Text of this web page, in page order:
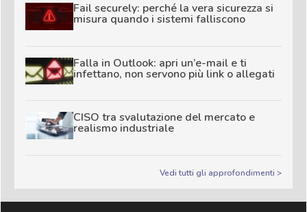
Fail securely: perché la vera sicurezza si
misura quando i sistemi falliscono
Falla in Outlook: apri un’e-mail e ti
infettano, non servono più link o allegati
CISO tra svalutazione del mercato e
realismo industriale
Vedi tutti gli approfondimenti >